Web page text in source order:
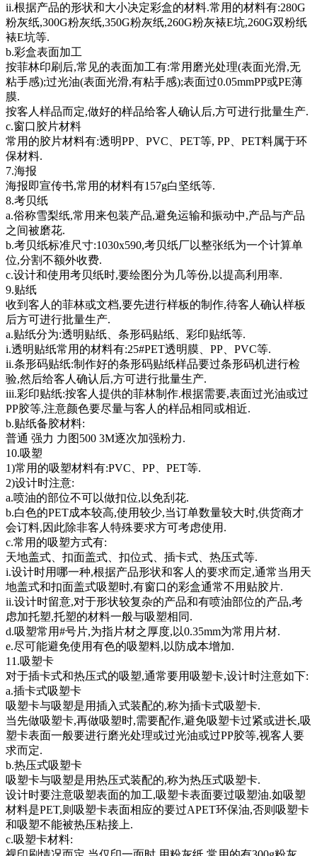
ii.根据产品的形状和大小决定彩盒的材料.常用的材料有:280G
粉灰纸,300G粉灰纸,350G粉灰纸,260G粉灰裱E坑,260G双粉纸
裱E坑等.
b.彩盒表面加工
按菲林印刷后,常见的表面加工有:常用磨光处理(表面光滑,无
粘手感);过光油(表面光滑,有粘手感);表面过0.05mmPP或PE薄
膜.
按客人样品而定,做好的样品给客人确认后,方可进行批量生产.
c.窗口胶片材料
常用的胶片材料有:透明PP、PVC、PET等, PP、PET料属于环
保材料.
7.海报
海报即宣传书,常用的材料有157g白坚纸等.
8.考贝纸
a.俗称雪梨纸,常用来包装产品,避免运输和振动中,产品与产品
之间被磨花.
b.考贝纸标准尺寸:1030x590,考贝纸厂以整张纸为一个计算单
位,分割不额外收费.
c.设计和使用考贝纸时,要绘图分为几等份,以提高利用率.
9.贴纸
收到客人的菲林或文档,要先进行样板的制作,待客人确认样板
后方可进行批量生产.
a.贴纸分为:透明贴纸、条形码贴纸、彩印贴纸等.
i.透明贴纸常用的材料有:25#PET透明膜、PP、PVC等.
ii.条形码贴纸:制作好的条形码贴纸样品要过条形码机进行检
验,然后给客人确认后,方可进行批量生产.
iii.彩印贴纸:按客人提供的菲林制作.根据需要,表面过光油或过
PP胶等,注意颜色要尽量与客人的样品相同或相近.
b.贴纸备胶材料:
普通 强力 力图500 3M逐次加强粉力.
10.吸塑
1)常用的吸塑材料有:PVC、PP、PET等.
2)设计时注意:
a.喷油的部位不可以做扣位,以免刮花.
b.白色的PET成本较高,使用较少,当订单数量较大时,供货商才
会订料,因此除非客人特殊要求方可考虑使用.
c.常用的吸塑方式有:
天地盖式、扣面盖式、扣位式、插卡式、热压式等.
i.设计时用哪一种,根据产品形状和客人的要求而定,通常当用天
地盖式和扣面盖式吸塑时,有窗口的彩盒通常不用贴胶片.
ii.设计时留意,对于形状较复杂的产品和有喷油部位的产品,考
虑加托塑,托塑的材料一般与吸塑相同.
d.吸塑常用#号片,为指片材之厚度,以0.35mm为常用片材.
e.尽可能避免使用有色的吸塑料,以防成本增加.
11.吸塑卡
对于插卡式和热压式的吸塑,通常要用吸塑卡,设计时注意如下:
a.插卡式吸塑卡
吸塑卡与吸塑是用插入式装配的,称为插卡式吸塑卡.
当先做吸塑卡,再做吸塑时,需要配作,避免吸塑卡过紧或进长,吸
塑卡表面一般要进行磨光处理或过光油或过PP胶等,视客人要
求而定.
b.热压式吸塑卡
吸塑卡与吸塑是用热压式装配的,称为热压式吸塑卡.
设计时要注意吸塑表面的加工,吸塑卡表面要过吸塑油.如吸塑
材料是PET,则吸塑卡表面相应的要过APET环保油,否则吸塑卡
和吸塑不能被热压粘接上.
c.吸塑卡材料: